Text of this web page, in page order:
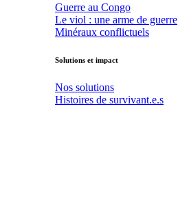
Guerre au Congo
Le viol : une arme de guerre
Minéraux conflictuels
Solutions et impact
Nos solutions
Histoires de survivant.e.s